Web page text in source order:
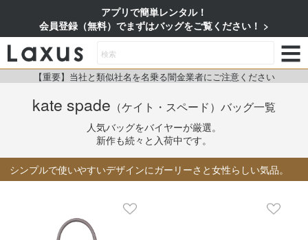
アプリで簡単レンタル！
会員登録（無料）でまずはバッグをご覧ください！
【重要】当社と類似社名を名乗る闇金業者にご注意ください
kate spade （ケイト・スペード） バッグ一覧
人気バッグをバイヤーが厳選。
新作も続々と入荷中です。
シンプルで使いやすいデザインにガーリーさと女性らしい気品。